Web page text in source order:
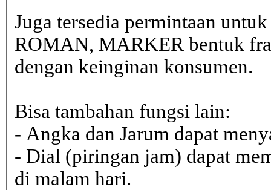
Juga tersedia permintaan
ROMAN, MARKER bentuk
dengan keinginan konsumen.
Bisa tambahan fungsi lain:
- Angka dan Jarum dapat
- Dial (piringan jam) dapat
di malam hari.